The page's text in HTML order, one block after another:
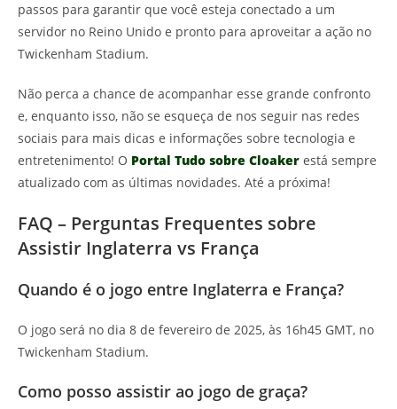
passos para garantir que você esteja conectado a um
servidor no Reino Unido e pronto para aproveitar a ação no
Twickenham Stadium.
Não perca a chance de acompanhar esse grande confronto
e, enquanto isso, não se esqueça de nos seguir nas redes
sociais para mais dicas e informações sobre tecnologia e
entretenimento! O Portal Tudo sobre Cloaker está sempre
atualizado com as últimas novidades. Até a próxima!
FAQ – Perguntas Frequentes sobre
Assistir Inglaterra vs França
Quando é o jogo entre Inglaterra e França?
O jogo será no dia 8 de fevereiro de 2025, às 16h45 GMT, no
Twickenham Stadium.
Como posso assistir ao jogo de graça?